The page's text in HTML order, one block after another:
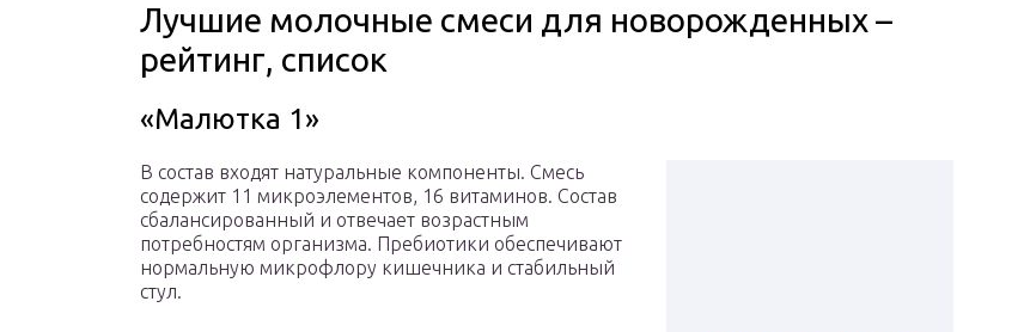
Лучшие молочные смеси для новорожденных –
рейтинг, список
«Малютка 1»
В состав входят натуральные компоненты. Смесь
содержит 11 микроэлементов, 16 витаминов. Состав
сбалансированный и отвечает возрастным
потребностям организма. Пребиотики обеспечивают
нормальную микрофлору кишечника и стабильный
стул.